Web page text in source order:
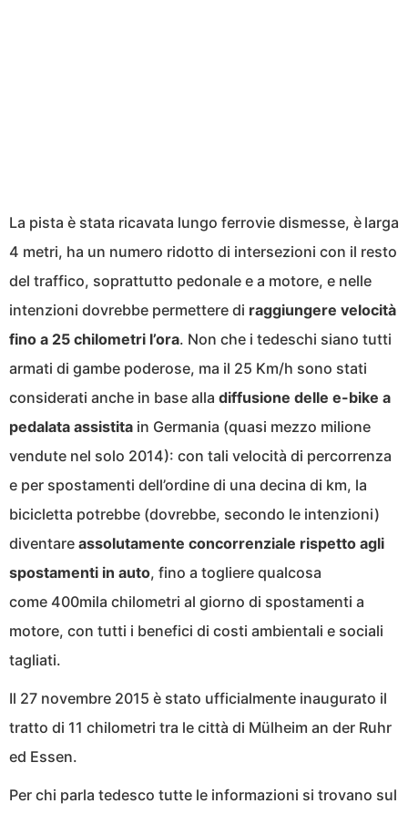
La pista è stata ricavata lungo ferrovie dismesse, è larga
4 metri, ha un numero ridotto di intersezioni con il resto
del traffico, soprattutto pedonale e a motore, e nelle
intenzioni dovrebbe permettere di raggiungere velocità
fino a 25 chilometri l’ora. Non che i tedeschi siano tutti
armati di gambe poderose, ma il 25 Km/h sono stati
considerati anche in base alla diffusione delle e-bike a
pedalata assistita in Germania (quasi mezzo milione
vendute nel solo 2014): con tali velocità di percorrenza
e per spostamenti dell’ordine di una decina di km, la
bicicletta potrebbe (dovrebbe, secondo le intenzioni)
diventare assolutamente concorrenziale rispetto agli
spostamenti in auto, fino a togliere qualcosa
come 400mila chilometri al giorno di spostamenti a
motore, con tutti i benefici di costi ambientali e sociali
tagliati.
Il 27 novembre 2015 è stato ufficialmente inaugurato il
tratto di 11 chilometri tra le città di Mülheim an der Ruhr
ed Essen.
Per chi parla tedesco tutte le informazioni si trovano sul